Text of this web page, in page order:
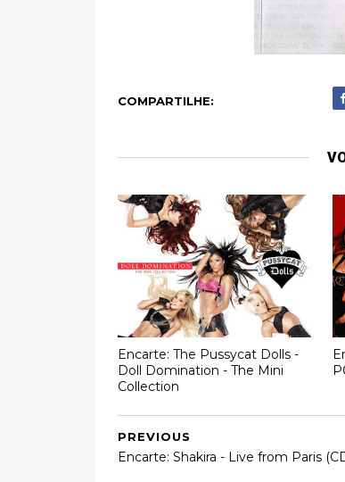
COMPARTILHE:
Encarte: The Pussycat Dolls -
Doll Domination - The Mini
Collection
PREVIOUS
Encarte: Shakira - Live from Paris